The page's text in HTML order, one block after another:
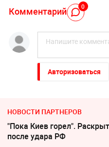
Комментарий 0
Авторизоваться
НОВОСТИ ПАРТНЕРОВ
"Пока Киев горел".
после удара РФ